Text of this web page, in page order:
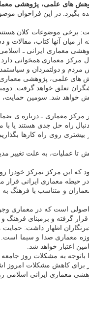
های علمی، پژوهشی
بگیرد. در این
برخی موضوعات کلان
میان آنها کتاب، مقالات
معماری ایرانی ـ
مرکز معماری همخوانی
مردم و دولتمردان و
های علمی، پژوهشی
تعلق خواهد گرفت.
خواهد شد. سومین حمایت،
معماری ـ درباره ی
راه حل جدی هستند
بیشتری روی راه
تا عملیات، به علت
این مرکز تمرکز خودرا
در حیطه معماری ایرانی
و متناسب با
اصولی است که در معماری
گرفته و برمبنای فرهنگ و
اظهار داشت:
اعتبار خواهد شد.
باتوجه به مشکلات روز
برای کاهش مشکلات امروز
معماری ایرانی اسلامی